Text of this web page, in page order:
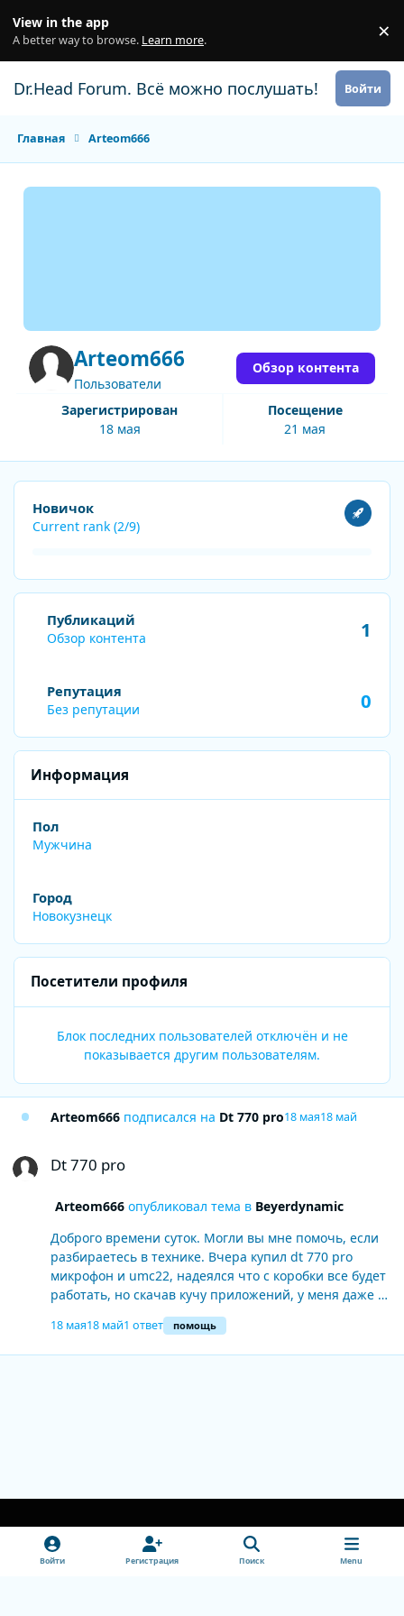
View in the app
A better way to browse. Learn more. ×
Dr.Head Forum. Всё можно послушать! Войти
Главная Arteom666
Arteom666
Пользователи
Зарегистрирован
18 мая
Посещение
21 мая
Обзор контента
Посмотреть все
Новичок
Current rank (2/9)
Обзор контента
Публикаций
Обзор контента 1
Репутация
Без репутации 0
Информация
Пол
Мужчина
Город
Новокузнецк
Посетители профиля
Блок последних пользователей отключён и не
показывается другим пользователям.
Arteom666 подписался на Dt 770 pro18 мая18 май
Dt 770 pro
Arteom666опубликовал тема в Beyerdynamic
Доброго времени суток. Могли вы мне помочь, если
разбираетесь в технике. Вчера купил dt 770 pro
микрофон и umc22, надеялся что с коробки все будет
работать, но скачав кучу приложений, у меня даже не
работает нормально ютуб (мои наушники за 500
рублей ютуб и spotifa нормально воспроизводили) (у
меня голоса практически на ютубе не слышно, только
18 мая18 май1 ответ помощь
Light ModeDark ModeSystem Preference
v
Войти Регистрация Поиск Menu